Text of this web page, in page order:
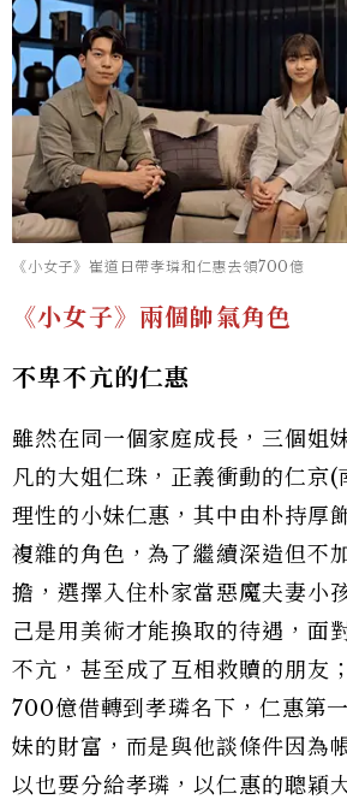
《小女子》崔道日帶孝璘和仁惠去領700億
《小女子》兩個帥氣角色
不卑不亢的仁惠
雖然在同一個家庭成長，三個姐
凡的大姐仁珠，正義衝動的仁京(
理性的小妹仁惠，其中由朴持厚
複雜的角色，為了繼續深造但不
擔，選擇入住朴家當惡魔夫妻小
己是用美術才能換取的待遇，面
不亢，甚至成了互相救贖的朋友
700億借轉到孝璘名下，仁惠第
妹的財富，而是與他談條件因為
以也要分給孝璘，以仁惠的聰穎